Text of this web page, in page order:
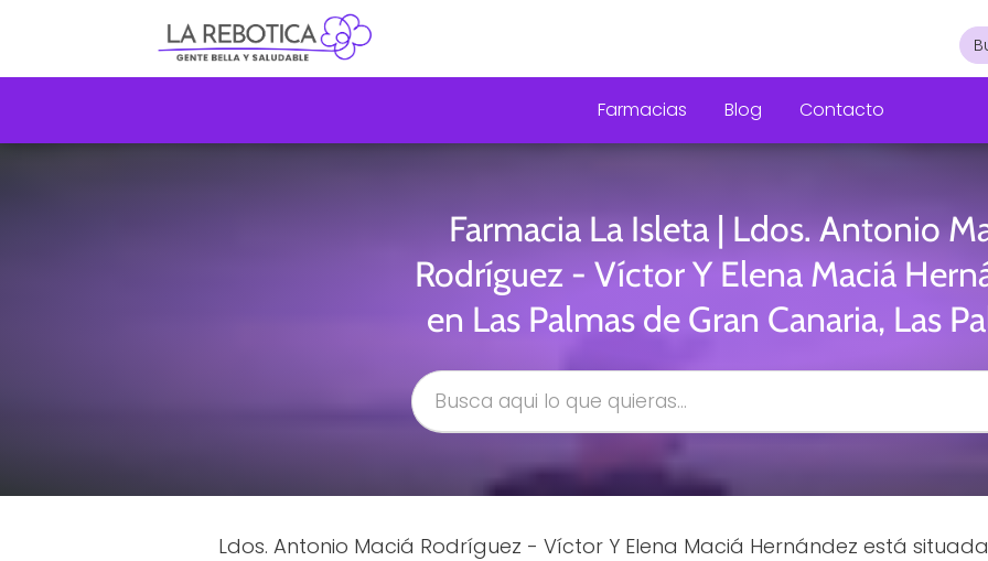
Farmacias Blog Contacto
Farmacia La Isleta | Ldos. Antonio
Rodríguez - Víctor Y Elena Maciá
en Las Palmas de Gran Canaria, Las
Ldos. Antonio Maciá Rodríguez - Víctor Y Elena Maciá Hernández está